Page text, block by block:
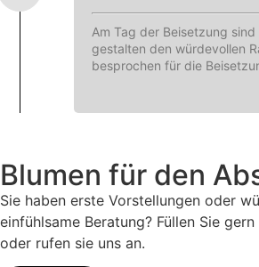
Am Tag der Beisetzung
gestalten den würdevollen
besprochen für die
Blumen für den
Sie haben erste Vorstellungen oder
einfühlsame Beratung? Füllen Sie
oder rufen sie uns an.